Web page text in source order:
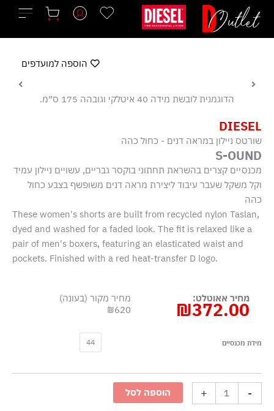
לתוכן
DIESEL
שורטס ניילון במראה דנים - כחול כהה
S-OUND
מכנסיים קצרים בהשראת תחתוני בוקסר גבריים, עשויים ניילון עמיד
וקל משקל שעבר עיבוד ליצירת מראה דנים משופשף בצבע כחול
כהה
These women's shorts are built from recycled nylon Taslan,
dyed and washed for a faded look. The fit is relaxed like a
pair of men's boxers, featuring an elasticated waist and
pockets. Finished with a red heat-transfer D logo.
מחיר אאוטלט:
₪372.00
מחיר מקור (בעונה)
₪620
מידת מכנסיים 44
-
ניילון
במראה
+ הוספה לסל
הוספה למועדפים
הדוגמנית לובשת מידה 40 איטלקי וגובהה 175 ס״מ.